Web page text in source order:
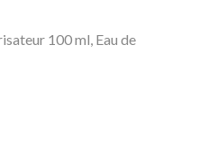
100 ml, Eau de